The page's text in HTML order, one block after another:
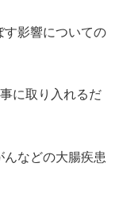
す影響についての
に取り入れるだ
などの大腸疾患